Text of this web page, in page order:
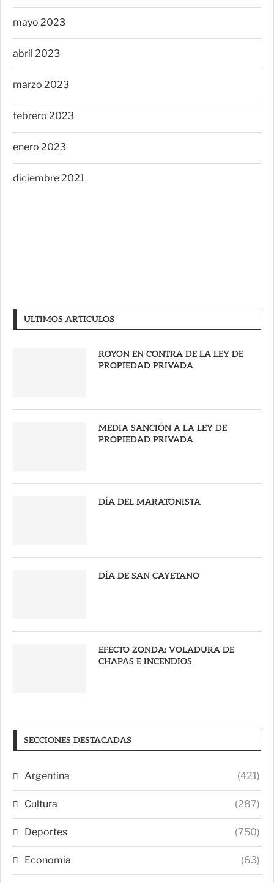
mayo 2023
abril 2023
marzo 2023
febrero 2023
enero 2023
diciembre 2021
ULTIMOS ARTICULOS
ROYON EN CONTRA DE LA LEY DE
PROPIEDAD PRIVADA
MEDIA SANCIÓN A LA LEY DE
PROPIEDAD PRIVADA
DÍA DEL MARATONISTA
DÍA DE SAN CAYETANO
EFECTO ZONDA: VOLADURA DE
CHAPAS E INCENDIOS
SECCIONES DESTACADAS
Argentina (421)
Cultura (287)
Deportes (750)
Economía (63)